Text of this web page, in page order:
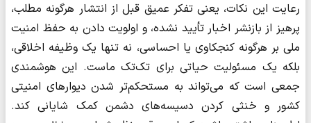
رعایت این نکات، یعنی تفکر عمیق قبل از انتشار هرگونه مطلب،
پرهیز از بازنشر اخبار تأیید نشده، و اولویت دادن به حفظ امنیت
ملی بر هرگونه کنجکاوی یا احساسی، نه تنها یک وظیفه اخلاقی،
بلکه یک مسئولیت حیاتی برای تک‌تک ماست. این هوشمندی
جمعی است که می‌تواند به مستحکم‌تر شدن دیوارهای امنیتی
کشور و خنثی کردن دسیسه‌های دشمن کمک شایانی کند.